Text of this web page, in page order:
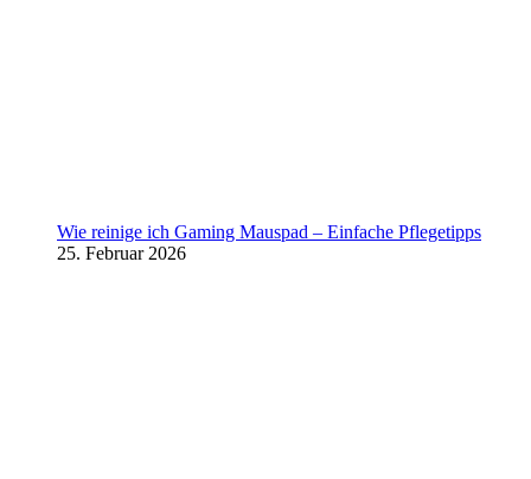
Wie reinige ich Gaming Mauspad – Einfache Pflegetipps
25. Februar 2026